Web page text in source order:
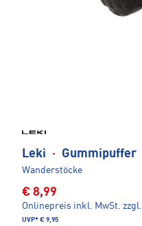
Leki · Gummipuffer
Wanderstöcke
€ 8,99
Onlinepreis inkl. MwSt. zzgl.
UVP* € 9,95